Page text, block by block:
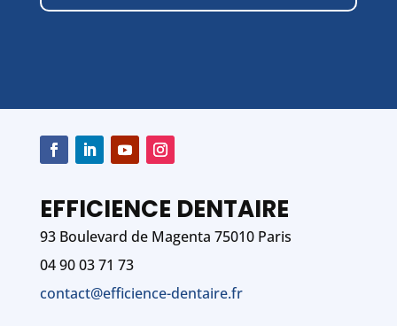
EFFICIENCE DENTAIRE
93 Boulevard de Magenta 75010 Paris
04 90 03 71 73
contact@efficience-dentaire.fr